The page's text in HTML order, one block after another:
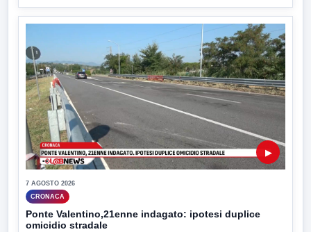
▶
7 AGOSTO 2026
CRONACA
Ponte Valentino,21enne indagato: ipotesi duplice
omicidio stradale